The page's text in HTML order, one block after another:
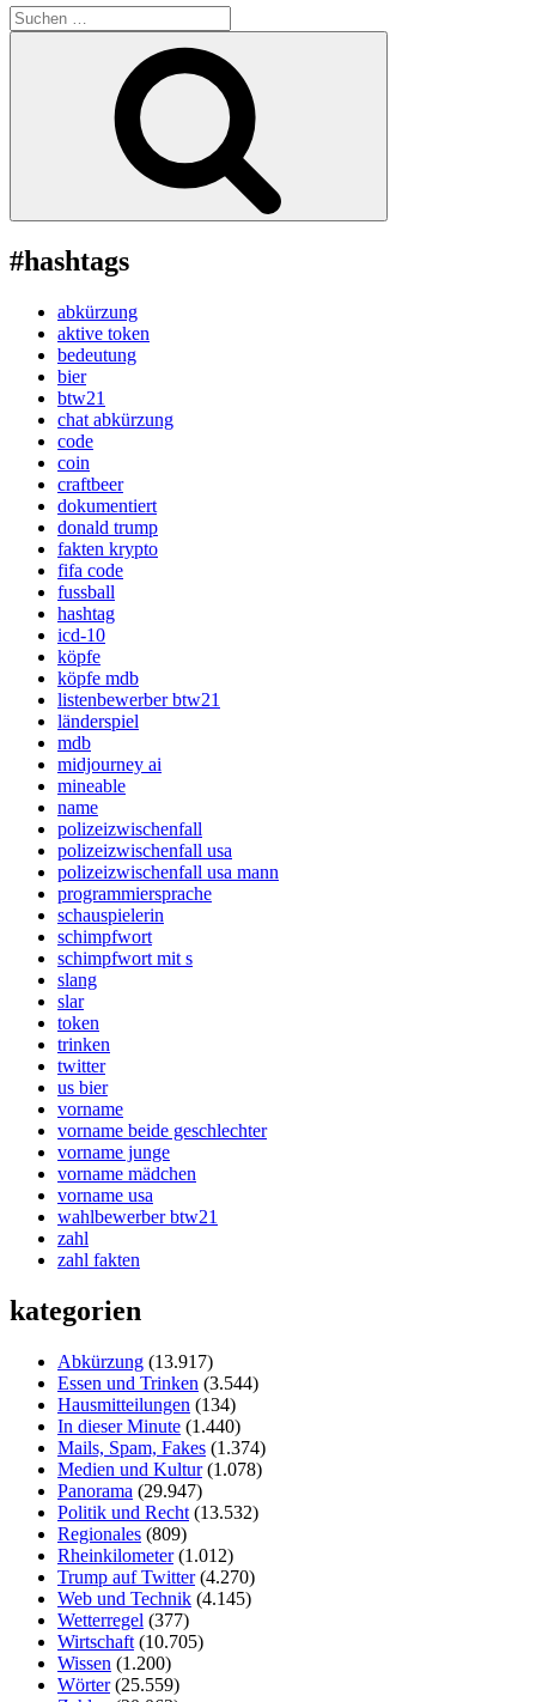
Suche
nach:
#hashtags
abkürzung
aktive token
bedeutung
bier
btw21
chat abkürzung
code
coin
craftbeer
dokumentiert
donald trump
fakten krypto
fifa code
fussball
hashtag
icd-10
köpfe
köpfe mdb
listenbewerber btw21
länderspiel
mdb
midjourney ai
mineable
name
polizeizwischenfall
polizeizwischenfall usa
polizeizwischenfall usa mann
programmiersprache
schauspielerin
schimpfwort
schimpfwort mit s
slang
slar
token
trinken
twitter
us bier
vorname
vorname beide geschlechter
vorname junge
vorname mädchen
vorname usa
wahlbewerber btw21
zahl
zahl fakten
kategorien
Abkürzung (13.917)
Essen und Trinken (3.544)
Hausmitteilungen (134)
In dieser Minute (1.440)
Mails, Spam, Fakes (1.374)
Medien und Kultur(1.078)
Panorama (29.947)
Politik und Recht (13.532)
Regionales (809)
Rheinkilometer(1.012)
Trump auf Twitter(4.270)
Web und Technik (4.145)
Wetterregel (377)
Wirtschaft (10.705)
Wissen (1.200)
Wörter(25.559)